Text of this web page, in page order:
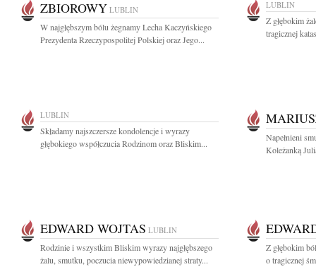
ZBIOROWY LUBLIN
W najgłębszym bólu żegnamy Lecha Kaczyńskiego
Prezydenta Rzeczypospolitej Polskiej oraz Jego...
LUBLIN
Z głębokim
tragicznej
LUBLIN
Składamy najszczersze kondolencje i wyrazy
głębokiego współczucia Rodzinom oraz Bliskim...
Napełnieni
Koleżanką
EDWARD WOJTAS LUBLIN
Rodzinie i wszystkim Bliskim wyrazy najgłębszego
żalu, smutku, poczucia niewypowiedzianej straty...
Z głębokim
o tragicznej